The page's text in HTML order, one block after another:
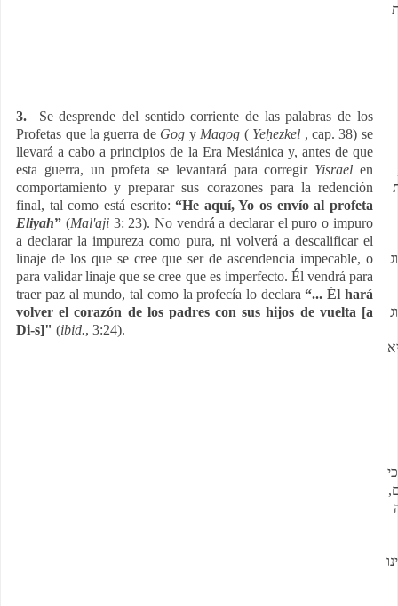
3. Se desprende del sentido corriente de las palabras de los
Profetas que la guerra de Gog y Magog ( Yeḥezkel , cap. 38) se
llevará a cabo a principios de la Era Mesiánica y, antes de que
esta guerra, un profeta se levantará para corregir Yisrael en
comportamiento y preparar sus corazones para la redención
final, tal como está escrito:“He aquí, Yo os envío al profeta
Eliyah” (Mal'aji3: 23). No vendrá a declarar el puro o impuro
a declarar la impureza como pura, ni volverá a descalificar el
linaje de los que se cree que ser de ascendencia impecable, o
para validar linaje que se cree que es imperfecto. Él vendrá para
traer paz al mundo, tal como la profecía lo declara“... Él hará
volver el corazón de los padres con sus hijos de vuelta [a
Di-s]" (ibid., 3:24).